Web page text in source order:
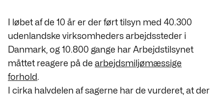
I løbet af de 10 år er der ført tilsyn med 40.300
udenlandske virksomheders arbejdssteder i
Danmark, og 10.800 gange har Arbejdstilsynet
måttet reagere på de arbejdsmiljømæssige
forhold.
I cirka halvdelen af sagerne har de vurderet, at der